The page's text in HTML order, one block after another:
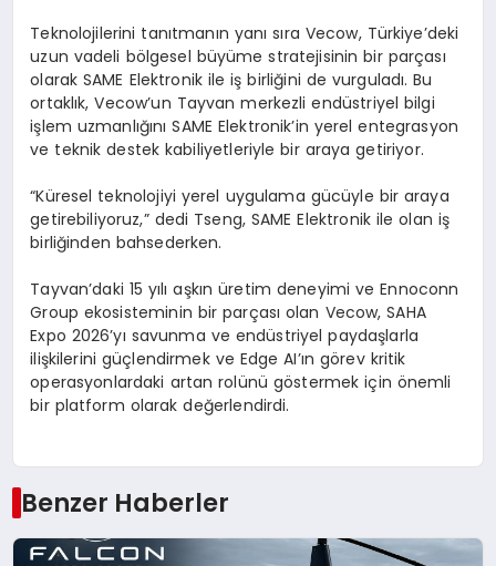
Teknolojilerini tanıtmanın yanı sıra Vecow, Türkiye’deki
uzun vadeli bölgesel büyüme stratejisinin bir parçası
olarak SAME Elektronik ile iş birliğini de vurguladı. Bu
ortaklık,Vecow’un Tayvan merkezli endüstriyel bilgi
işlem uzmanlığını SAME Elektronik’in yerel entegrasyon
ve teknik destek kabiliyetleriyle bir araya getiriyor.
“Küresel teknolojiyi yerel uygulama gücüyle bir araya
getirebiliyoruz,” dedi Tseng, SAME Elektronik ile olan iş
birliğinden bahsederken.
Tayvan’daki 15 yılı aşkın üretim deneyimi veEnnoconn
Group ekosisteminin bir parçası olan Vecow, SAHA
Expo 2026’yı savunma ve endüstriyel paydaşlarla
ilişkilerini güçlendirmek ve Edge AI’ın görev kritik
operasyonlardaki artan rolünü göstermek için önemli
bir platform olarak değerlendirdi.
Benzer Haberler